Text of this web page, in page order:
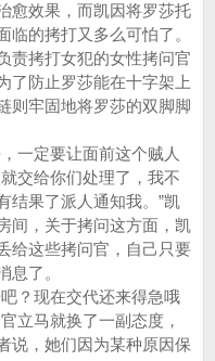
愈效果，而凯因将罗莎托
的拷打又多么可怕了。
拷打女犯的女性拷问官
了防止罗莎能在十字架上
则牢固地将罗莎的双脚脚
定要让面前这个贼人
交给你们处理了，我不
结果了派人通知我。”凯
间，关于拷问这方面，凯
给这些拷问官，自己只要
息了。
？现在交代还来得急哦
立马就换了一副态度，
说，她们因为某种原因保